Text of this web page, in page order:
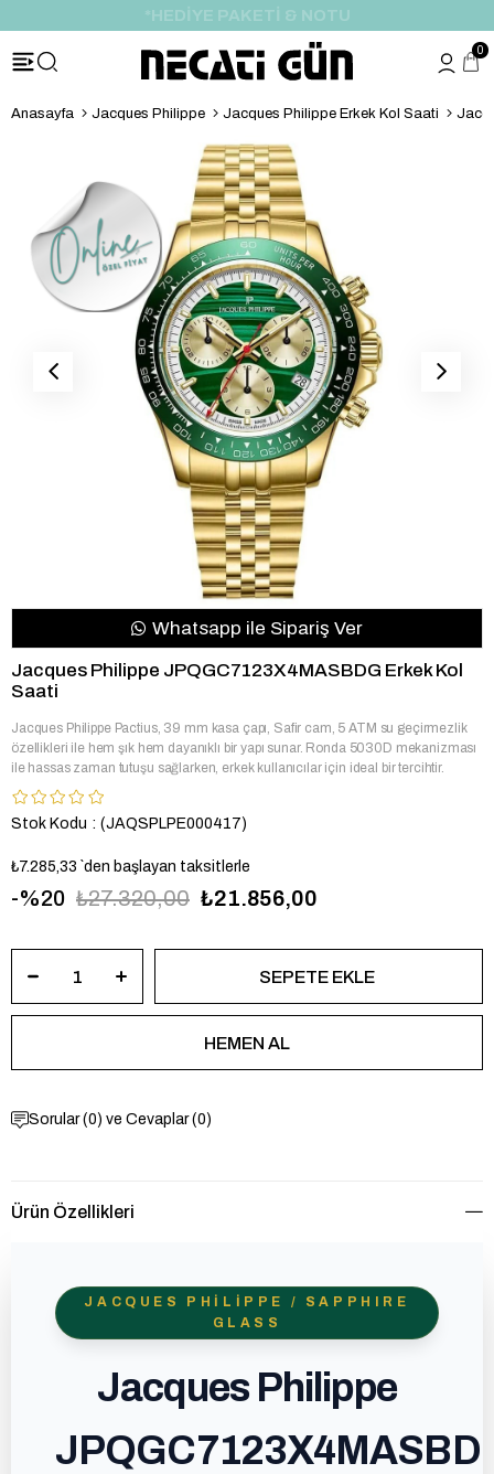
*HEDİYE PAKETİ & NOTU
0
Anasayfa Jacques Philippe Jacques Philippe Erkek Kol Saati
Whatsapp ile Sipariş Ver
Jacques Philippe JPQGC7123X4MASBDG Erkek Kol
Saati
Jacques Philippe Pactius, 39 mm kasa çapı, Safir cam, 5 ATM su geçirmezlik
özellikleri ile hem şık hem dayanıklı bir yapı sunar. Ronda 5030D mekanizması
ile hassas zaman tutuşu sağlarken, erkek kullanıcılar için ideal bir tercihtir.
Stok Kodu (JAQSPLPE000417)
₺7.285,33 `den başlayan taksitlerle
20 ₺27.320,00 ₺21.856,00
Sorular (0) ve Cevaplar (0)
Ürün Özellikleri
JACQUES PHILIPPE / SAPPHIRE
GLASS
Jacques Philippe